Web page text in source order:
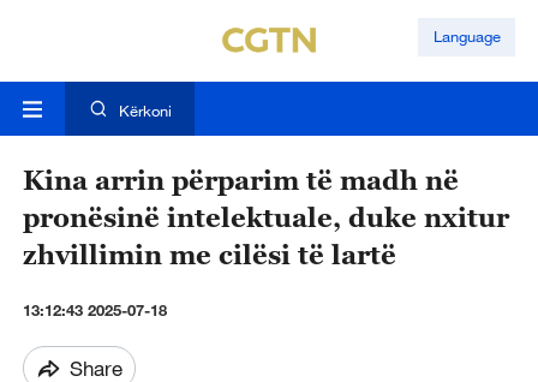
Language
Kërkoni
Kina arrin përparim të madh në
pronësinë intelektuale, duke nxitur
zhvillimin me cilësi të lartë
13:12:43 2025-07-18
Share